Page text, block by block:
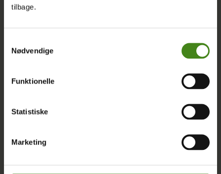
tilbage.
Nødvendige
Funktionelle
Statistiske
Marketing
Yemen: Nordea og Danske Bank investerer hundrede